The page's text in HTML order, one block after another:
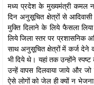
मध्य प्रदेश के मुख्यमंत्री कमल
दिन अनुसूचित क्षेत्रों से
मुक्ति दिलाने के लिये फैसला
लिये जिला स्तर पर प्रशासनिक
साथ अनुसूचित क्षेत्रों में कर्ज देने
भी दिये थे। यहां तक उन्होंने
उन्हें वापस दिलवाया जाये और जो
ऐसे लोगों को जेल ही क्यों न